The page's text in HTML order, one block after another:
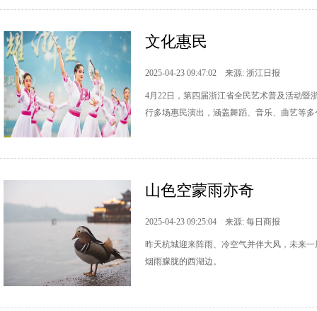
文化惠民
2025-04-23 09:47:02 来源: 浙江日报
4月22日，第四届浙江省全民艺术普及活动暨
行多场惠民演出，涵盖舞蹈、音乐、曲艺等
山色空蒙雨亦奇
2025-04-23 09:25:04 来源: 每日商报
昨天杭城迎来阵雨、冷空气并伴大风，未来
烟雨朦胧的西湖边。